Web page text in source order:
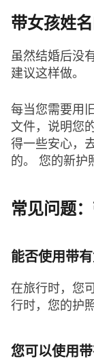
带女孩姓
虽然结婚后没
建议这样做。
每当您需要用
文件，说明您
得一些安心，
的。 您的新护
常见问题
能否使用带
在旅行时，您
行时，您的护
您可以使用